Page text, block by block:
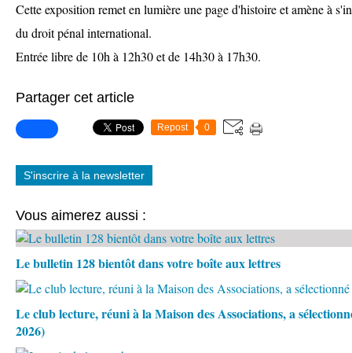
Cette exposition remet en lumière une page d'histoire et amène à
du droit pénal international.
Entrée libre de 10h à 12h30 et de 14h30 à 17h30.
Partager cet article
Repost 0
S'inscrire à la newsletter
Vous aimerez aussi :
Le bulletin 128 bientôt dans votre boîte aux lettres
Le club lecture, réuni à la Maison des Associations, a
2026)